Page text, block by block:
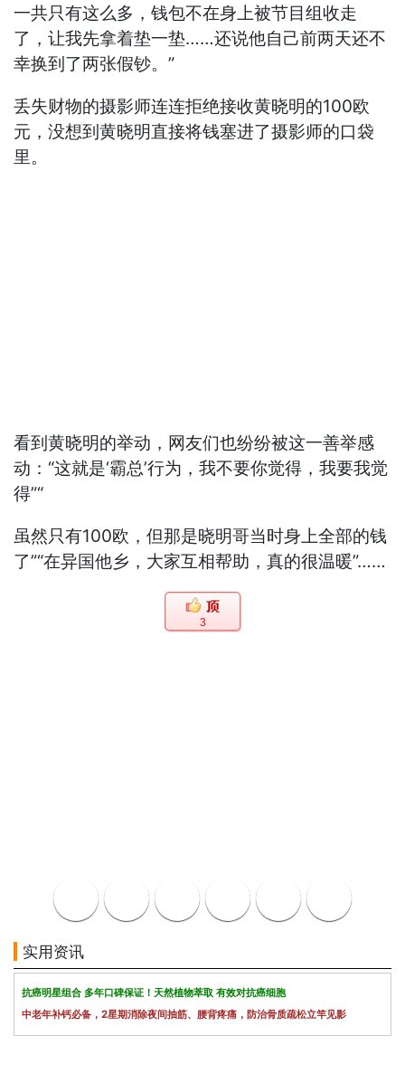
一共只有这么多，钱包不在身上被节目组收走
了，让我先拿着垫一垫……还说他自己前两天还不
幸换到了两张假钞。”
丢失财物的摄影师连连拒绝接收黄晓明的100欧
元，没想到黄晓明直接将钱塞进了摄影师的口袋
里。
看到黄晓明的举动，网友们也纷纷被这一善举感
动：“这就是‘霸总’行为，我不要你觉得，我要我觉
得”“
虽然只有100欧，但那是晓明哥当时身上全部的钱
了”“在异国他乡，大家互相帮助，真的很温暖”……
3
实用资讯
抗癌明星组合 多年口碑保证！天然植物萃取 有效对抗癌细胞
中老年补钙必备，2星期消除夜间抽筋、腰背疼痛，防治骨质疏松立竿见影